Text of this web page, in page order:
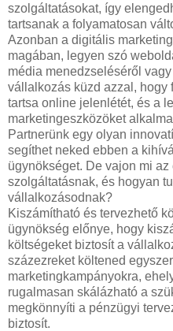
szolgáltatásokat, így
tartsanak a folyamatosan
Azonban a digitális
magában, legyen szó
média menedzseléséről
vállalkozás küzd azzal, hogy
tartsa online jelenlétét, és a
marketingeszközöket
Partnerünk egy olyan
segíthet neked ebben a
ügynökséget. De vajon mi
szolgáltatásnak, és hogyan
vállalkozásodnak?
Kiszámítható és tervezhető
ügynökség előnye, hogy
költségeket biztosít a
százezreket költened
marketingkampányokra,
rugalmasan skálázható a
megkönnyíti a pénzügyi
biztosít.